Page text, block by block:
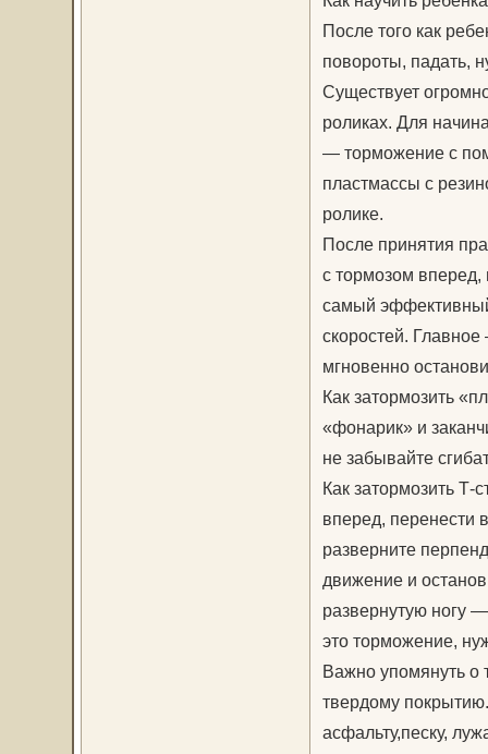
После того как
повороты, падать,
Существует
роликах. Для
— торможение с
пластмассы с
ролике.
После принятия
с тормозом вперед,
самый
скоростей.
мгновенно
Как затормозить
«фонарик» и
не забывайте
Как затормозить Т-
вперед, перенести
разверните
движение и
развернутую ногу
это торможение,
Важно упомянуть о
твердому
асфальту,песку,